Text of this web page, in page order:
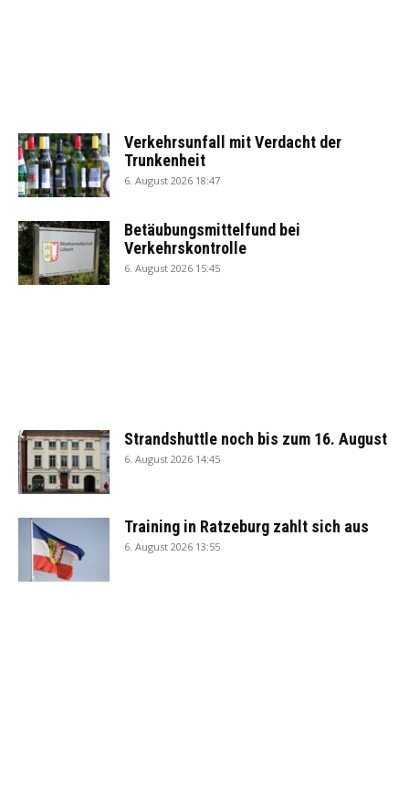
Verkehrsunfall mit Verdacht der
Trunkenheit
6. August 2026 18:47
Betäubungsmittelfund bei
Verkehrskontrolle
6. August 2026 15:45
Strandshuttle noch bis zum 16. August
6. August 2026 14:45
Training in Ratzeburg zahlt sich aus
6. August 2026 13:55